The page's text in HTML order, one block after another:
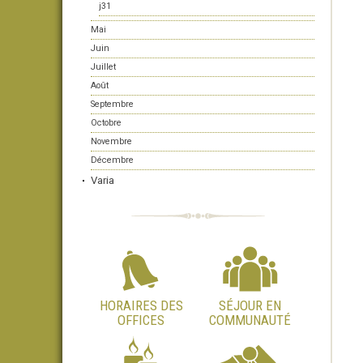
j31
Mai
Juin
Juillet
Août
Septembre
Octobre
Novembre
Décembre
Varia
HORAIRES DES
OFFICES
SÉJOUR EN
COMMUNAUTÉ